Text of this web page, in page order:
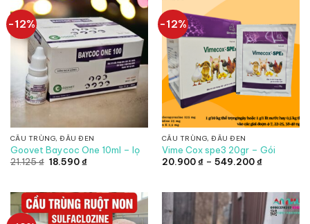
-12%
CẦU TRÙNG, ĐẦU ĐEN
Goovet Baycoc One 10ml – lọ
21.125₫ Giá
18.590₫Giá
18.590 ₫.
-12%
CẦU TRÙNG, ĐẦU ĐEN
Vime Cox spe3 20gr – Gói
20.900₫ – 549.200₫Khoảng
đến
549.200 ₫